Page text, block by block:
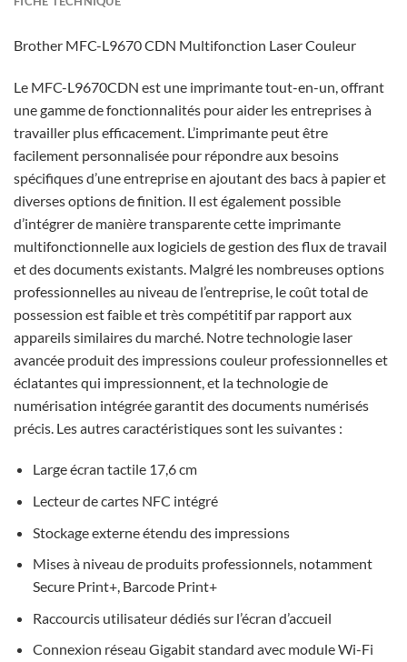
Brother MFC-L9670 CDN Multifonction Laser Couleur
Le MFC-L9670CDN est une imprimante tout-en-un, offrant
une gamme de fonctionnalités pour aider les entreprises à
travailler plus efficacement. L’imprimante peut être
facilement personnalisée pour répondre aux besoins
spécifiques d’une entreprise en ajoutant des bacs à papier et
diverses options de finition. Il est également possible
d’intégrer de manière transparente cette imprimante
multifonctionnelle aux logiciels de gestion des flux de travail
et des documents existants. Malgré les nombreuses options
professionnelles au niveau de l’entreprise, le coût total de
possession est faible et très compétitif par rapport aux
appareils similaires du marché. Notre technologie laser
avancée produit des impressions couleur professionnelles et
éclatantes qui impressionnent, et la technologie de
numérisation intégrée garantit des documents numérisés
précis. Les autres caractéristiques sont les suivantes :
Large écran tactile 17,6 cm
Lecteur de cartes NFC intégré
Stockage externe étendu des impressions
Mises à niveau de produits professionnels, notamment
Secure Print+, Barcode Print+
Raccourcis utilisateur dédiés sur l’écran d’accueil
Connexion réseau Gigabit standard avec module Wi-Fi